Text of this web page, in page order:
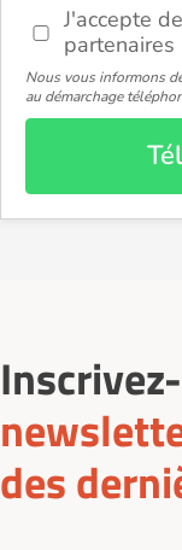
J'accepte
partenaires
Nous vous informons
au démarchage
des